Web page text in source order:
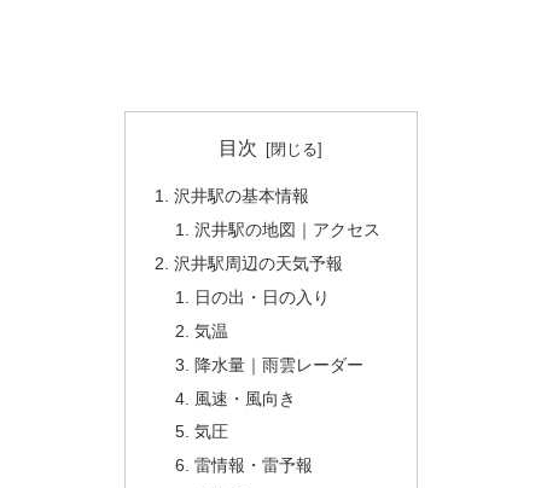
目次
沢井駅の基本情報
沢井駅の地図｜アクセス
沢井駅周辺の天気予報
日の出・日の入り
気温
降水量｜雨雲レーダー
風速・風向き
気圧
雷情報・雷予報